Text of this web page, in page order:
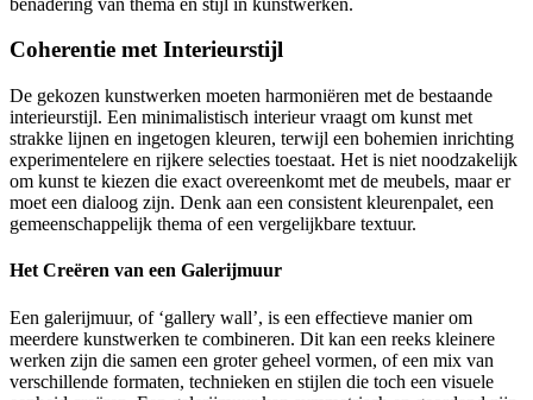
Coherentie met Interieurstijl
De gekozen kunstwerken moeten harmoniëren met de bestaande
interieurstijl. Een minimalistisch interieur vraagt om kunst met
strakke lijnen en ingetogen kleuren, terwijl een bohemien inrichting
experimentelere en rijkere selecties toestaat. Het is niet noodzakelijk
om kunst te kiezen die exact overeenkomt met de meubels, maar er
moet een dialoog zijn. Denk aan een consistent kleurenpalet, een
gemeenschappelijk thema of een vergelijkbare textuur.
Het Creëren van een Galerijmuur
Een galerijmuur, of ‘gallery wall’, is een effectieve manier om
meerdere kunstwerken te combineren. Dit kan een reeks kleinere
werken zijn die samen een groter geheel vormen, of een mix van
verschillende formaten, technieken en stijlen die toch een visuele